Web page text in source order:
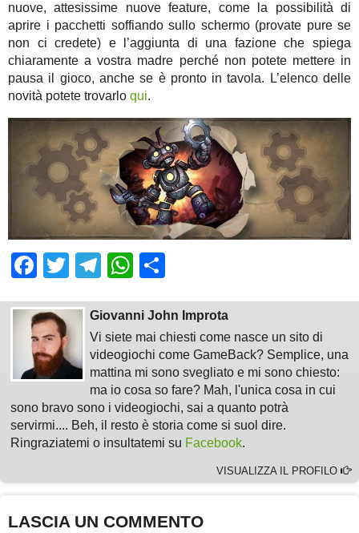
nuove, attesissime nuove feature, come la possibilità di
aprire i pacchetti soffiando sullo schermo (provate pure se
non ci credete) e l’aggiunta di una fazione che spiega
chiaramente a vostra madre perché non potete mettere in
pausa il gioco, anche se è pronto in tavola. L’elenco delle
novità potete trovarlo qui.
Facebook
TwitterTelegram
WhatsApp
Giovanni John Improta
Vi siete mai chiesti come nasce un sito di
videogiochi come GameBack? Semplice, una
mattina mi sono svegliato e mi sono chiesto:
ma io cosa so fare? Mah, l'unica cosa in cui
sono bravo sono i videogiochi, sai a quanto potrà
servirmi.... Beh, il resto è storia come si suol dire.
Ringraziatemi o insultatemi su Facebook.
VISUALIZZA IL PROFILO
LASCIA UN COMMENTO